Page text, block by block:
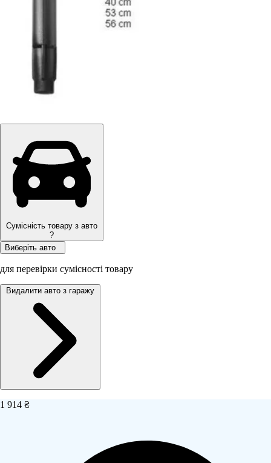
Сумісність товару з авто
?
Виберіть авто
для перевірки сумісності товару
Видалити авто з гаражу
1 914 ₴